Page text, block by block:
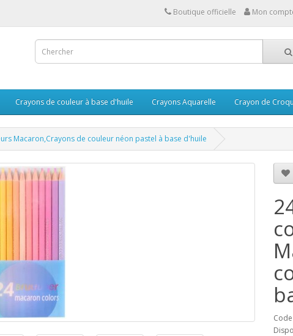
Boutique officielle Mon
Crayons de couleur à base d'huile Crayons Aquarelle Crayon de
Macaron,Crayons de couleur néon pastel à base d'huile